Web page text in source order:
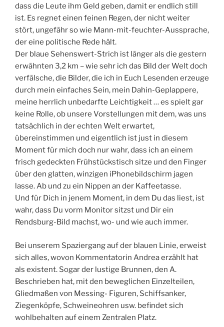
dass die Leute ihm Geld geben, damit er endlich still
ist. Es regnet einen feinen Regen, der nicht weiter
stört, ungefähr so wie Mann-mit-feuchter-Aussprache,
der eine politische Rede hält.
Der blaue Sehenswert-Strich ist länger als die gestern
erwähnten 3,2 km – wie sehr ich das Bild der Welt doch
verfälsche, die Bilder, die ich in Euch Lesenden erzeuge
durch mein einfaches Sein, mein Dahin-Geplappere,
meine herrlich unbedarfte Leichtigkeit … es spielt gar
keine Rolle, ob unsere Vorstellungen mit dem, was uns
tatsächlich in der echten Welt erwartet,
übereinstimmen und eigentlich ist just in diesem
Moment für mich doch nur wahr, dass ich an einem
frisch gedeckten Frühstückstisch sitze und den Finger
über den glatten, winzigen iPhonebildschirm jagen
lasse. Ab und zu ein Nippen an der Kaffeetasse.
Und für Dich in jenem Moment, in dem Du das liest, ist
wahr, dass Du vorm Monitor sitzst und Dir ein
Rendsburg-Bild machst, wo- und wie auch immer.
Bei unserem Spaziergang auf der blauen Linie, erweist
sich alles, wovon Kommentatorin Andrea erzählt hat
als existent. Sogar der lustige Brunnen, den A.
Beschrieben hat, mit den beweglichen Einzelteilen,
Gliedmaßen von Messing- Figuren, Schiffsanker,
Ziegenköpfe, Schweineohren usw. befindet sich
wohlbehalten auf einem Zentralen Platz.